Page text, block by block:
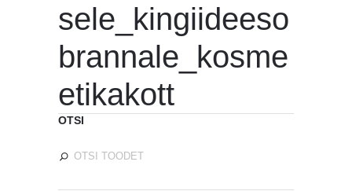
sele_kingiideeso
brannale_kosme
etikakott
OTSI